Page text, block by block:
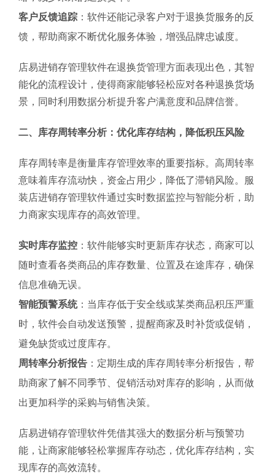
客户反馈追踪 ：软件还能记录客户对于退换货服务的反
馈，帮助商家不断优化服务体验，增强品牌忠诚度。
店易进销存管理软件在退换货管理方面表现出色，其智
能化的流程设计，使得商家能够轻松应对各种退换货场
景，同时利用数据分析提升客户满意度和品牌信誉。
二、库存周转率分析：优化库存结构，降低积压风险
库存周转率是衡量库存管理效率的重要指标。高周转率
意味着库存流动快，资金占用少，降低了滞销风险。服
装店进销存管理软件通过实时数据监控与智能分析，助
力商家实现库存的高效管理。
实时库存监控 ：软件能够实时更新库存状态，商家可以
随时查看各类商品的库存数量、位置及在途库存，确保
信息准确无误。
智能预警系统：当库存低于安全线或某类商品积压严重
时，软件会自动发送预警，提醒商家及时补货或促销，
避免缺货或过度库存。
周转率分析报告 ：定期生成的库存周转率分析报告，帮
助商家了解不同季节、促销活动对库存的影响，从而做
出更加科学的采购与销售决策。
店易进销存管理软件凭借其强大的数据分析与预警功
能，让商家能够轻松掌握库存动态，优化库存结构，实
现库存的高效流转。